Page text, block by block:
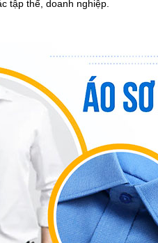
MAY ĐỒNG PHỤC HỒ CHÍ MINH ĐỂ
BỨT PHÁ 6 THÁNG CUỐI NĂM!
giải pháp may đồng phục chuyên
Tư vấn - Thiết kế - Xử lý đơn hàng
nhanh chóng. Đa [...]
tập thể, doanh nghiệp.